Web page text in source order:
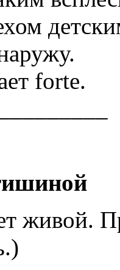
forte.
живой.